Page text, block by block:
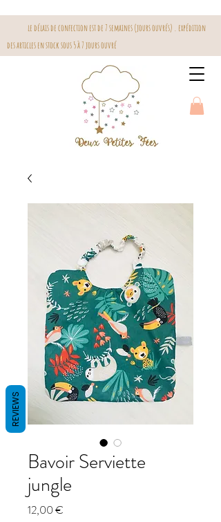
le délais de confection est de 7 semaines (jours ouvrés) . expédition
des articles en stock sous 5 à 7 jours ouvré
Bavoir Serviette
jungle
12,00 €
REVIEWS